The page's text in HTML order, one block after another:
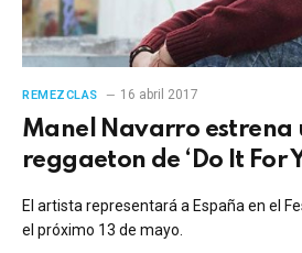
REMEZCLAS 16 abril 2017
Manel Navarro estrena
reggaeton de ‘Do It For
El artista representará a España en el
el próximo 13 de mayo.